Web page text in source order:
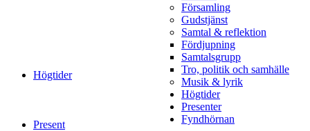
Högtider
Present
Församling
Gudstjänst
Samtal & reflektion
Fördjupning
Samtalsgrupp
Tro, politik och samhälle
Musik & lyrik
Högtider
Presenter
Fyndhörnan